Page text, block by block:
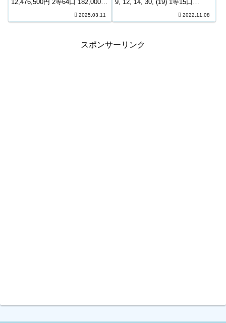
12,476,500円 2等64口 182,000円
口 1,100円 ＊抽せんの結果は最
2025.03.11
9, 12, 14, 30, (19) 1等15口
3等1,976口 10,500円 ...2022.11.08
スポンサーリンク